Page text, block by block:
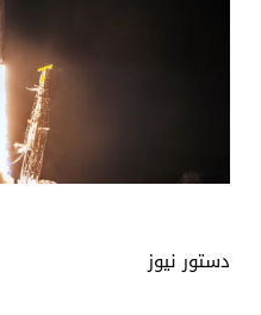
دستور نيوز